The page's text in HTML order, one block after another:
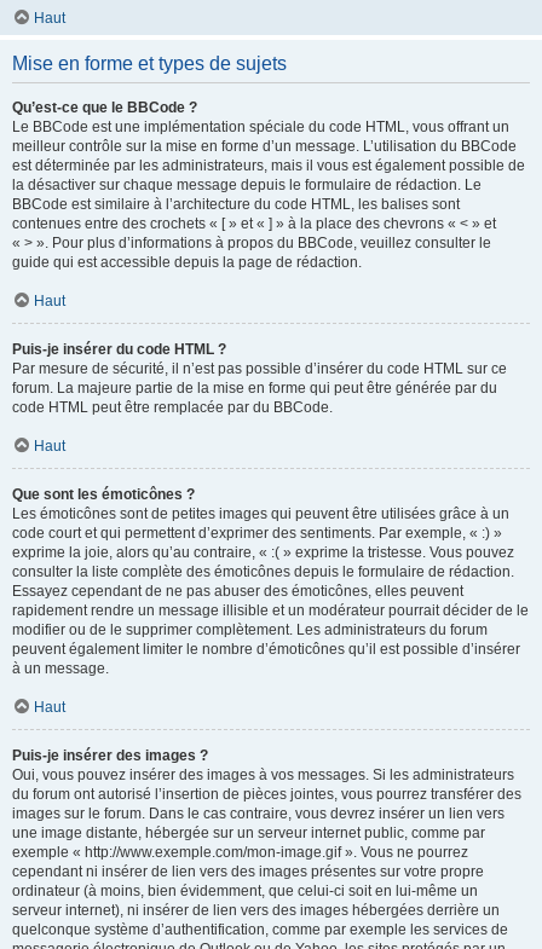
Haut
Mise en forme et types de sujets
Qu’est-ce que le BBCode ?
Le BBCode est une implémentation spéciale du code HTML, vous offrant un
meilleur contrôle sur la mise en forme d’un message. L’utilisation du BBCode
est déterminée par les administrateurs, mais il vous est également possible de
la désactiver sur chaque message depuis le formulaire de rédaction. Le
BBCode est similaire à l’architecture du code HTML, les balises sont
contenues entre des crochets « [ » et « ] » à la place des chevrons « < » et
« > ». Pour plus d’informations à propos du BBCode, veuillez consulter le
guide qui est accessible depuis la page de rédaction.
Haut
Puis-je insérer du code HTML ?
Par mesure de sécurité, il n’est pas possible d’insérer du code HTML sur ce
forum. La majeure partie de la mise en forme qui peut être générée par du
code HTML peut être remplacée par du BBCode.
Haut
Que sont les émoticônes ?
Les émoticônes sont de petites images qui peuvent être utilisées grâce à un
code court et qui permettent d’exprimer des sentiments. Par exemple, « :) »
exprime la joie, alors qu’au contraire, « :( » exprime la tristesse. Vous pouvez
consulter la liste complète des émoticônes depuis le formulaire de rédaction.
Essayez cependant de ne pas abuser des émoticônes, elles peuvent
rapidement rendre un message illisible et un modérateur pourrait décider de le
modifier ou de le supprimer complètement. Les administrateurs du forum
peuvent également limiter le nombre d’émoticônes qu’il est possible d’insérer
à un message.
Haut
Puis-je insérer des images ?
Oui, vous pouvez insérer des images à vos messages. Si les administrateurs
du forum ont autorisé l’insertion de pièces jointes, vous pourrez transférer des
images sur le forum. Dans le cas contraire, vous devrez insérer un lien vers
une image distante, hébergée sur un serveur internet public, comme par
exemple « http://www.exemple.com/mon-image.gif ». Vous ne pourrez
cependant ni insérer de lien vers des images présentes sur votre propre
ordinateur (à moins, bien évidemment, que celui-ci soit en lui-même un
serveur internet), ni insérer de lien vers des images hébergées derrière un
quelconque système d’authentification, comme par exemple les services de